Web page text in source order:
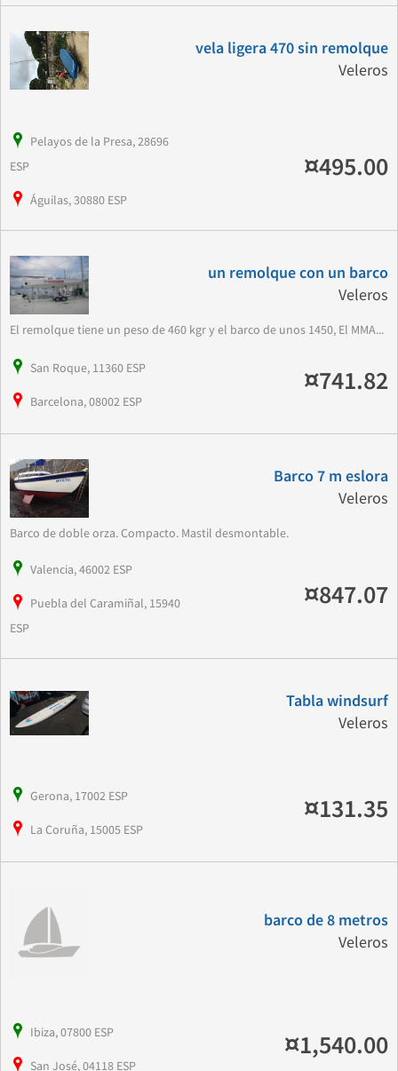
vela ligera 470 sin remolque
Veleros
Pelayos de la Presa, 28696
ESP
Águilas, 30880 ESP
¤495.00
un remolque con un barco
Veleros
El remolque tiene un peso de 460 kgr y el barco de unos 1450, El MMA...
San Roque, 11360 ESP
Barcelona, 08002 ESP
¤741.82
Barco 7 m eslora
Veleros
Barco de doble orza. Compacto. Mastil desmontable.
Valencia, 46002 ESP
Puebla del Caramiñal, 15940
ESP
¤847.07
Tabla windsurf
Veleros
Gerona, 17002 ESP
La Coruña, 15005 ESP
¤131.35
barco de 8 metros
Veleros
Ibiza, 07800 ESP
San José, 04118 ESP
¤1,540.00